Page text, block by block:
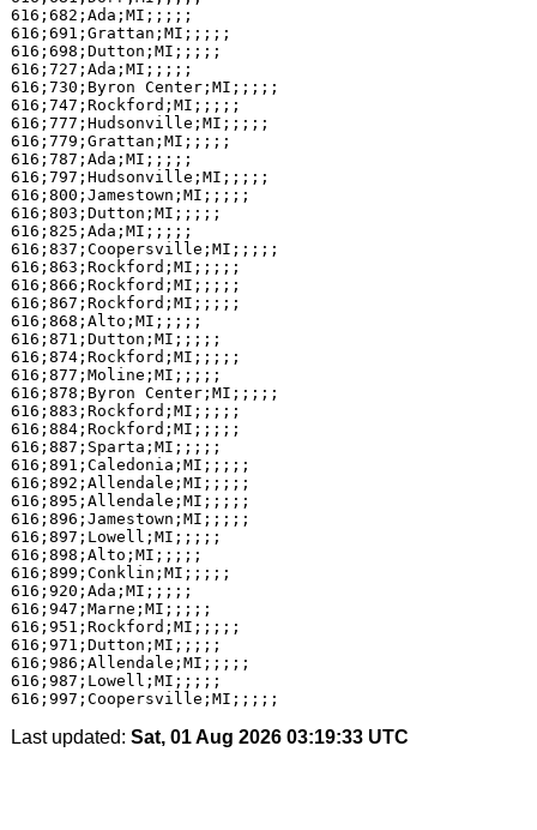
Last updated: Sat, 01 Aug 2026 03:19:33 UTC